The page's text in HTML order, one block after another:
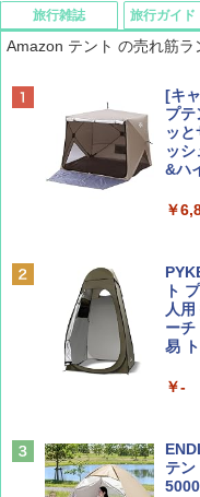
旅行雑誌
デ
誌]
￥
￥
旅行ガイド
D40
力的
￥
￥
ァ
￥
Amazon テント の売れ筋ラ
[キ
プテ
ッ
ッ
&ハ
￥
ト
人
ーチ
易
￥-
テン